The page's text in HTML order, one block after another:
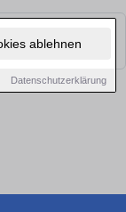
ablehnen
Datenschutzerklärung
Schauen Sie